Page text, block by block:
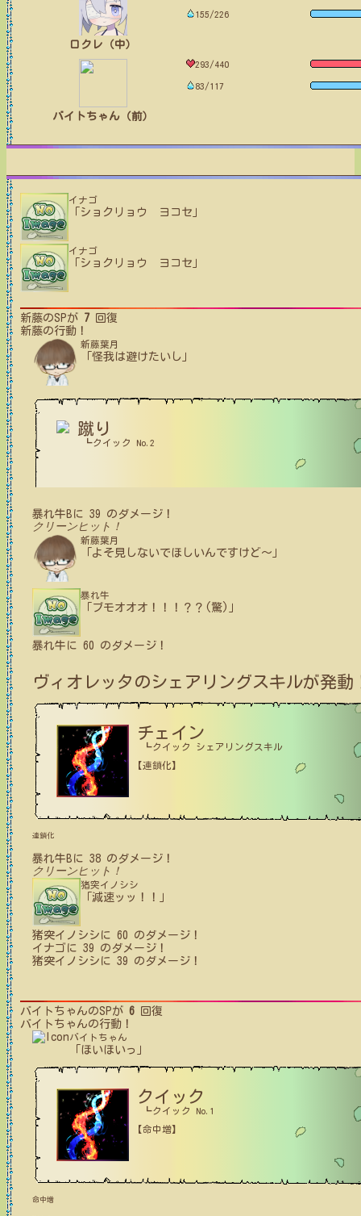
ロクレ（中）
155/226
バイトちゃん（前）
293/440
83/117
イナゴ
「ショクリョウ ヨコセ」
イナゴ
「ショクリョウ ヨコセ」
新藤のSPが 7 回復
新藤の行動！
新藤葉月
「怪我は避けたいし」
蹴り
┗クイック No.2
暴れ牛B に 39 のダメージ！
クリーンヒット！
新藤葉月
「よそ見しないでほしいんですけど～」
暴れ牛
「ブモオオオ！！！？？(驚)」
暴れ牛 に 60 のダメージ！
ヴィオレッタ のシェアリングスキルが発動
チェイン
┗クイック シェアリングスキル
【連鎖化】
連鎖化
暴れ牛B に 38 のダメージ！
クリーンヒット！
猪突イノシシ
「減速ッッ！！」
猪突イノシシ に 60 のダメージ！
イナゴ に 39 のダメージ！
猪突イノシシ に 39 のダメージ！
バイトちゃんのSPが 6 回復
バイトちゃんの行動！
バイトちゃん
「ほいほいっ」
クイック
┗クイック No.1
【命中増】
命中増